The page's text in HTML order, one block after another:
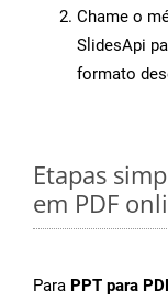
Chame o
SlidesApi
formato
Etapas
em PDF
Para PPT para